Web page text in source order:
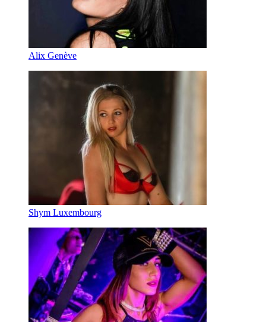
Alix Genève
Shym Luxembourg